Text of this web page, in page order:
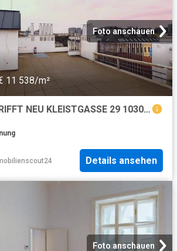
Foto anschauen
11 538/m²
HEINRICH ALT TRIFFT NEU KLEISTGASSE 29 1030 WIEN Dachgeschoßwohnungen
Details ansehen
Foto anschauen